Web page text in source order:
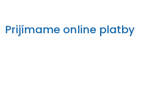
Prijímame online platby